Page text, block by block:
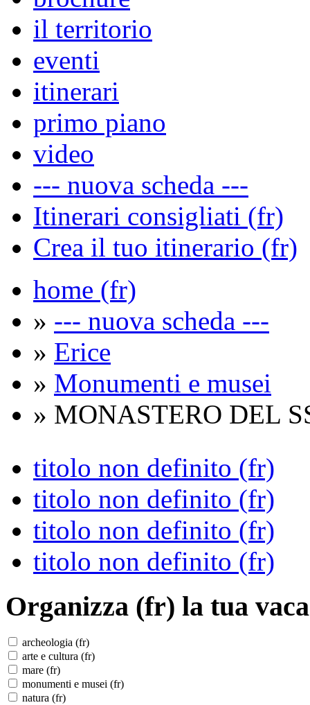
il territorio
eventi
itinerari
primo piano
video
--- nuova scheda ---
Itinerari consigliati (fr)
Crea il tuo itinerario (fr)
home (fr)
» --- nuova scheda ---
» Erice
» Monumenti e musei
» MONASTERO DEL
titolo non definito (fr)
titolo non definito (fr)
titolo non definito (fr)
titolo non definito (fr)
Organizza (fr) la tua
archeologia (fr)
arte e cultura (fr)
mare (fr)
monumenti e musei (fr)
natura (fr)